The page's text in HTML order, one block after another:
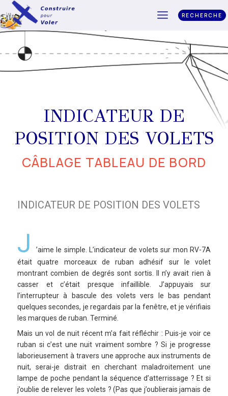
RECHERCHE
INDICATEUR DE
POSITION DES VOLETS
CÂBLAGE TABLEAU DE BORD
INDICATEUR DE POSITION DES VOLETS
J
’aime le simple. L’indicateur de volets sur mon RV-7A
était quatre morceaux de ruban adhésif sur le volet
montrant combien de degrés sont sortis. Il n’y avait rien à
casser et c’était presque infaillible. J’appuyais sur
l’interrupteur à bascule des volets vers le bas pendant
quelques secondes, je regardais par la fenêtre, et je vérifiais
les marques de ruban. Terminé.
Mais un vol de nuit récent m’a fait réfléchir : Puis-je voir ce
ruban si c’est une nuit vraiment sombre ? Si je progresse
laborieusement à travers une approche aux instruments de
nuit, serai-je distrait en cherchant maladroitement une
lampe de poche pendant la séquence d’atterrissage ? Et si
j’oublie de relever les volets ? (Pas que j’oublierais jamais de